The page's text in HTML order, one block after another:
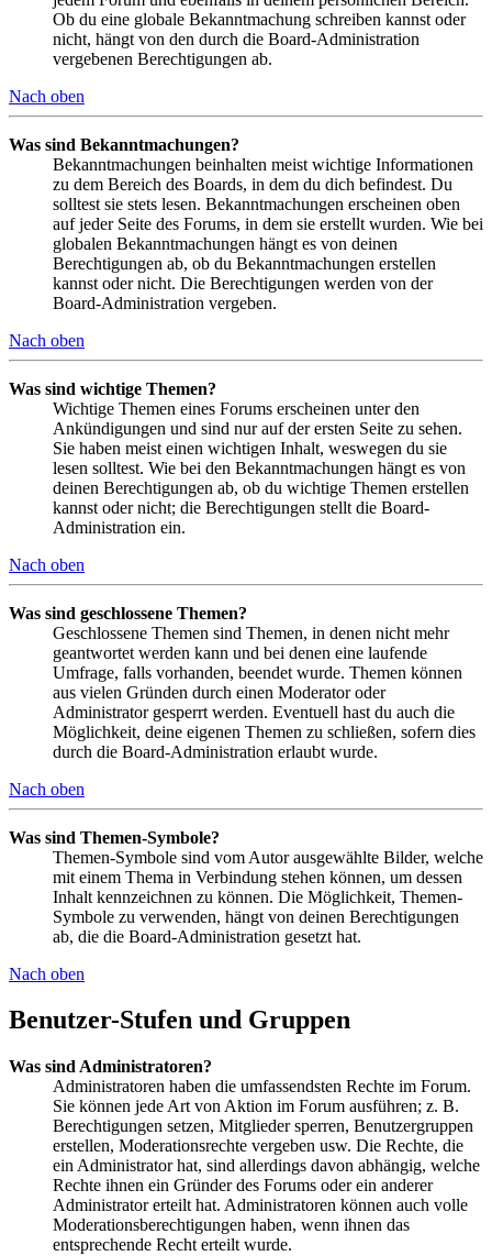
Ob du eine globale Bekanntmachung schreiben kannst oder
nicht, hängt von den durch die Board-Administration
vergebenen Berechtigungen ab.
Nach oben
Was sind Bekanntmachungen?
Bekanntmachungen beinhalten meist wichtige Informationen
zu dem Bereich des Boards, in dem du dich befindest. Du
solltest sie stets lesen. Bekanntmachungen erscheinen oben
auf jeder Seite des Forums, in dem sie erstellt wurden. Wie bei
globalen Bekanntmachungen hängt es von deinen
Berechtigungen ab, ob du Bekanntmachungen erstellen
kannst oder nicht. Die Berechtigungen werden von der
Board-Administration vergeben.
Nach oben
Was sind wichtige Themen?
Wichtige Themen eines Forums erscheinen unter den
Ankündigungen und sind nur auf der ersten Seite zu sehen.
Sie haben meist einen wichtigen Inhalt, weswegen du sie
lesen solltest. Wie bei den Bekanntmachungen hängt es von
deinen Berechtigungen ab, ob du wichtige Themen erstellen
kannst oder nicht; die Berechtigungen stellt die Board-
Administration ein.
Nach oben
Was sind geschlossene Themen?
Geschlossene Themen sind Themen, in denen nicht mehr
geantwortet werden kann und bei denen eine laufende
Umfrage, falls vorhanden, beendet wurde. Themen können
aus vielen Gründen durch einen Moderator oder
Administrator gesperrt werden. Eventuell hast du auch die
Möglichkeit, deine eigenen Themen zu schließen, sofern dies
durch die Board-Administration erlaubt wurde.
Nach oben
Was sind Themen-Symbole?
Themen-Symbole sind vom Autor ausgewählte Bilder, welche
mit einem Thema in Verbindung stehen können, um dessen
Inhalt kennzeichnen zu können. Die Möglichkeit, Themen-
Symbole zu verwenden, hängt von deinen Berechtigungen
ab, die die Board-Administration gesetzt hat.
Nach oben
Benutzer-Stufen und Gruppen
Was sind Administratoren?
Administratoren haben die umfassendsten Rechte im Forum.
Sie können jede Art von Aktion im Forum ausführen; z. B.
Berechtigungen setzen, Mitglieder sperren, Benutzergruppen
erstellen, Moderationsrechte vergeben usw. Die Rechte, die
ein Administrator hat, sind allerdings davon abhängig, welche
Rechte ihnen ein Gründer des Forums oder ein anderer
Administrator erteilt hat. Administratoren können auch volle
Moderationsberechtigungen haben, wenn ihnen das
entsprechende Recht erteilt wurde.